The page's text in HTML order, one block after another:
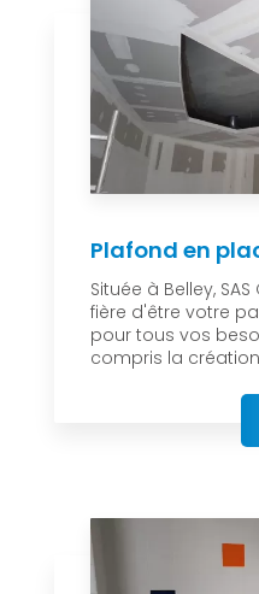
Plafond en
Située à Belley,
fière d'être votre
pour tous vos
compris la